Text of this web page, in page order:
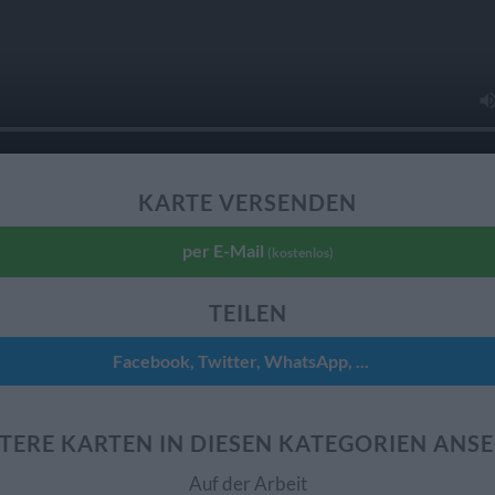
KARTE VERSENDEN
per E-Mail (kostenlos)
TEILEN
Facebook, Twitter, WhatsApp, ...
KARTEN IN DIESEN KATEGORIEN
Auf der Arbeit